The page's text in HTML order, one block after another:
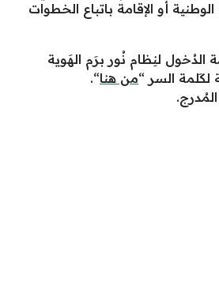
أو الإقامة باتباع الخطوات
الدُخول لنِظام نُور برَم الهَوية
السر “من هنا“.